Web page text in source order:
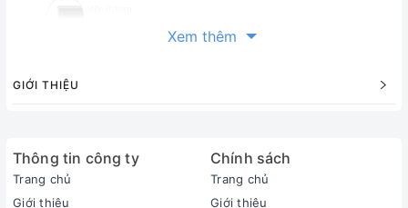
Xem thêm
GIỚI THIỆU
Thông tin công ty
Trang chủ
Giới thiệu
Chính sách
Trang chủ
Giới thiệu